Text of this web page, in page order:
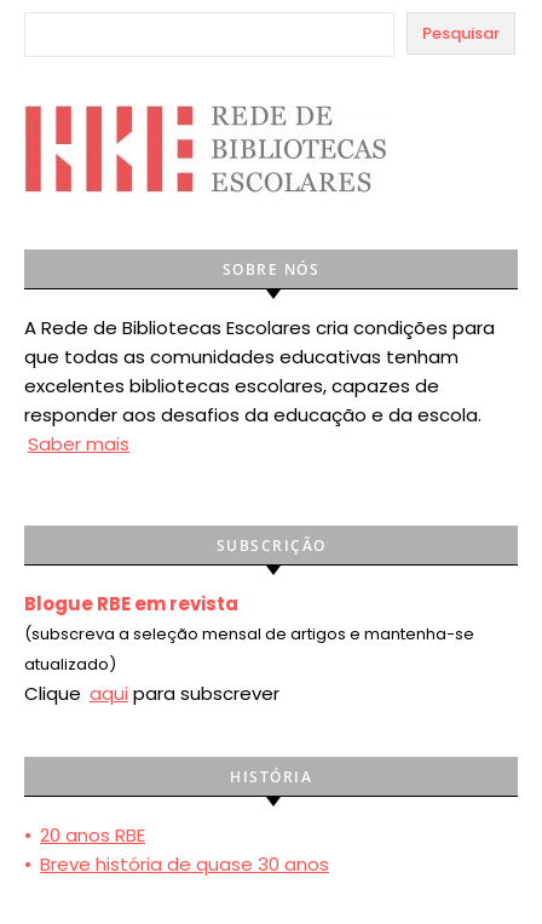
Pesquisar
SOBRE NÓS
A Rede de Bibliotecas Escolares cria condições para
que todas as comunidades educativas tenham
excelentes bibliotecas escolares, capazes de
responder aos desafios da educação e da escola.
Saber mais
SUBSCRIÇÃO
Blogue RBE em revista
(subscreva a seleção mensal de artigos e mantenha-se
atualizado)
Clique aqui para subscrever
HISTÓRIA
• 20 anos RBE
• Breve história de quase 30 anos